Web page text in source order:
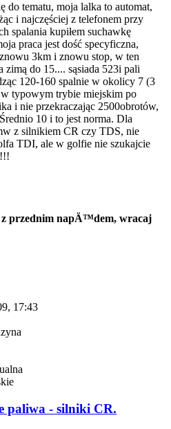
do tematu, moja lalka to automat,
i najczęściej z telefonem przy
spalania kupiłem suchawkę
praca jest dość specyficzna,
3km i znowu stop, w ten
zimą do 15.... sąsiada 523i pali
120-160 spalnie w okolicy 7 (3
typowym trybie miejskim po
i nie przekraczając 2500obrotów,
10 i to jest norma. Dla
z silnikiem CR czy TDS, nie
TDI, ale w golfie nie szukajcie
przednim napÄ™dem, wracaj
17:43
paliwa - silniki CR.